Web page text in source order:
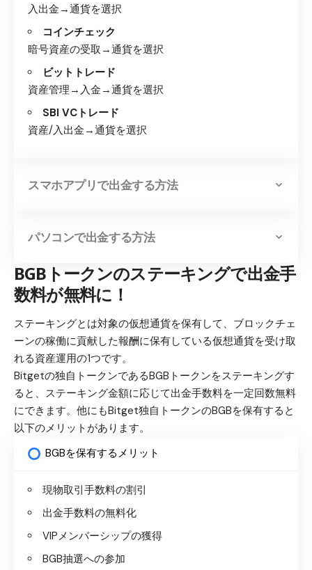
入出金→通貨を選択
コインチェック
暗号資産の受取→通貨を選択
ビットトレード
資産管理→入金→通貨を選択
SBI VCトレード
資産/入出金→通貨を選択
スマホアプリで出金する方法
パソコンで出金する方法
BGBトークンのステーキングで出金手
数料が無料に！
ステーキングとは対象の仮想通貨を保有して、ブロックチェ
ーンの稼働に貢献した報酬に保有している仮想通貨を受け取
れる資産運用の1つです。
Bitgetの独自トークンであるBGBトークンをステーキングす
ると、ステーキング金額に応じて出金手数料を一定回数無料
にできます。他にもBitget独自トークンのBGBを保有すると
以下のメリットがあります。
BGBを保有するメリット
現物取引手数料の割引
出金手数料の無料化
VIPメンバーシップの獲得
BGB抽選への参加